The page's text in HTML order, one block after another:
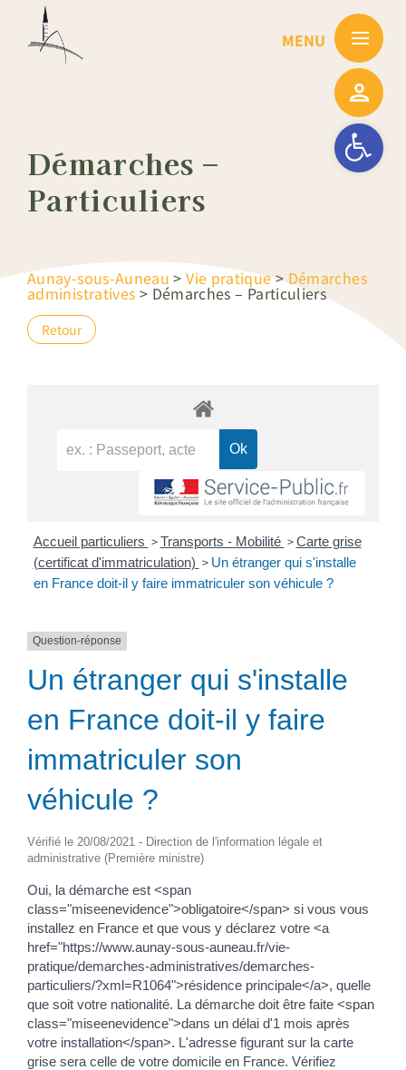
Ouvrir la
Démarches –
Particuliers
Aunay-sous-Auneau >Vie pratique>Démarches
administratives > Démarches – Particuliers
Retour
Accueil particuliers > Transports - Mobilité > Carte grise
(certificat d'immatriculation) > Un étranger qui s'installe
en France doit-il y faire immatriculer son véhicule ?
Question-réponse
Un étranger qui s'installe
en France doit-il y faire
immatriculer son
véhicule ?
Vérifié le 20/08/2021 - Direction de l'information légale et
administrative (Première ministre)
Oui, la démarche est <span
class="miseenevidence">obligatoire</span> si vous vous
installez en France et que vous y déclarez votre <a
href="https://www.aunay-sous-auneau.fr/vie-
pratique/demarches-administratives/demarches-
particuliers/?xml=R1064">résidence principale</a>, quelle
que soit votre nationalité. La démarche doit être faite <span
class="miseenevidence">dans un délai d'1 mois après
votre installation</span>. L'adresse figurant sur la carte
grise sera celle de votre domicile en France. Vérifiez